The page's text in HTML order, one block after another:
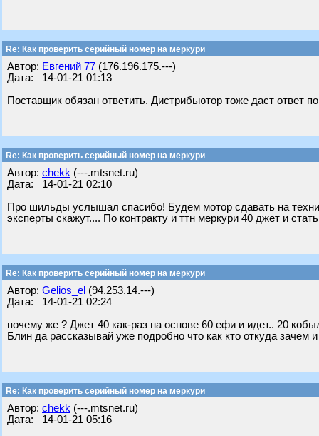
Re: Как проверить серийный номер на меркури
Автор: Евгений 77 (176.196.175.---)
Дата: 14-01-21 01:13
Поставщик обязан ответить. Дистрибьютор тоже даст ответ
Re: Как проверить серийный номер на меркури
Автор: chekk (---.mtsnet.ru)
Дата: 14-01-21 02:10
Про шильды услышал спасибо! Будем мотор сдавать на
эксперты скажут.... По контракту и ттн меркури 40 джет и
Re: Как проверить серийный номер на меркури
Автор: Gelios_el (94.253.14.---)
Дата: 14-01-21 02:24
почему же ? Джет 40 как-раз на основе 60 ефи и идет.. 20
Блин да рассказывай уже подробно что как кто откуда
Re: Как проверить серийный номер на меркури
Автор: chekk (---.mtsnet.ru)
Дата: 14-01-21 05:16